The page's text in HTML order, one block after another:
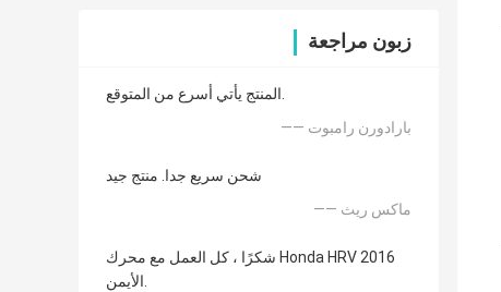
زبون مراجعة
المنتج يأتي أسرع من المتوقع.
—— بارادورن رامبوت
شحن سريع جدا. منتج جيد
—— ماكس ريث
شكرًا ، كل العمل مع محرك Honda HRV 2016
الأيمن.